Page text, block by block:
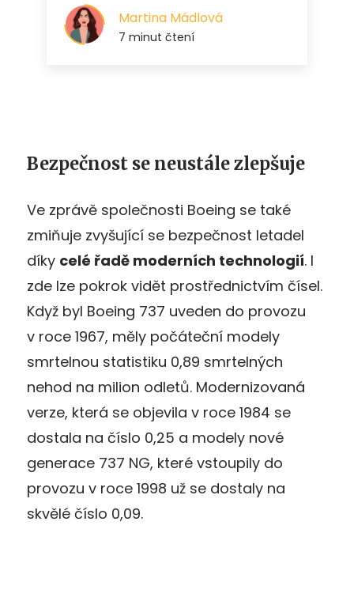
Bezpečnost se neustále zlepšuje
Ve zprávě společnosti Boeing se také
zmiňuje zvyšující se bezpečnost letadel
díky celé řadě moderních technologií. I
zde lze pokrok vidět prostřednictvím čísel.
Když byl Boeing 737 uveden do provozu
v roce 1967, měly počáteční modely
smrtelnou statistiku 0,89 smrtelných
nehod na milion odletů. Modernizovaná
verze, která se objevila v roce 1984 se
dostala na číslo 0,25 a modely nové
generace 737 NG, které vstoupily do
provozu v roce 1998 už se dostaly na
skvělé číslo 0,09.